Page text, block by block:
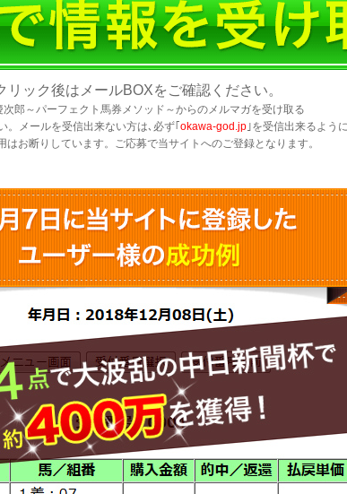
リック後はメールBOXをご確認ください。
次郎～パーフェクト馬券メソッド～からのメルマガを受け取る
。メールを受信出来ない方は､必ず｢ okawa-god.jp ｣を受信出来るよう
はお断りしています。ご応募で当サイトへのご登録となります。